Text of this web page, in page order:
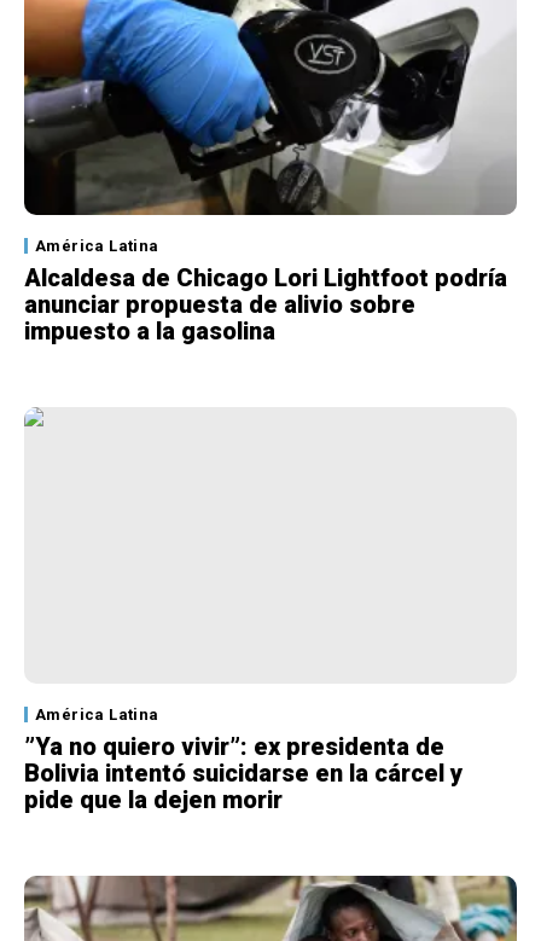
América Latina
Alcaldesa de Chicago Lori Lightfoot podría
anunciar propuesta de alivio sobre
impuesto a la gasolina
América Latina
”Ya no quiero vivir”: ex presidenta de
Bolivia intentó suicidarse en la cárcel y
pide que la dejen morir